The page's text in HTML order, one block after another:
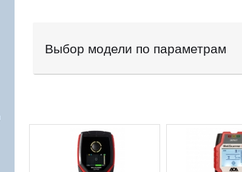
Выбор модели по параметрам